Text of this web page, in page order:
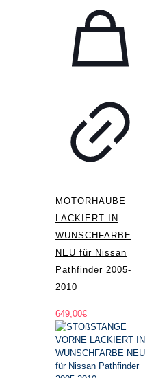
MOTORHAUBE
LACKIERT IN
WUNSCHFARBE
NEU für Nissan
Pathfinder 2005-
2010
649,00€